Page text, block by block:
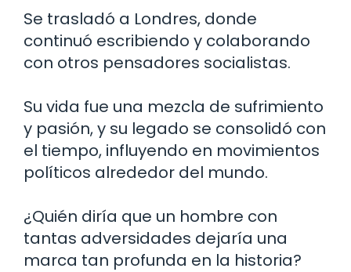
Se trasladó a Londres, donde
continuó escribiendo y colaborando
con otros pensadores socialistas.
Su vida fue una mezcla de sufrimiento
y pasión, y su legado se consolidó con
el tiempo, influyendo en movimientos
políticos alrededor del mundo.
¿Quién diría que un hombre con
tantas adversidades dejaría una
marca tan profunda en la historia?